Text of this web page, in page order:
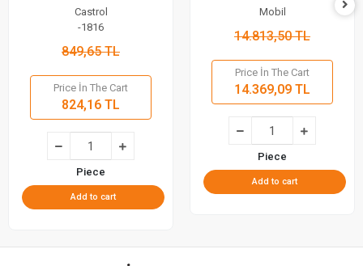
Castrol
-1816
849,65 TL
Price İn The Cart
824,16 TL
Piece
Add to cart
18 KG
Mobil
14.813,50 TL
Price İn The Cart
14.369,09 TL
Piece
Add to cart